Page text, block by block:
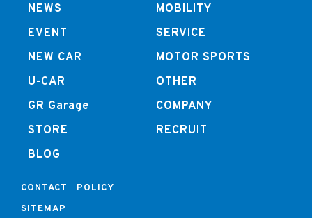
NEWS
EVENT
NEW CAR
U-CAR
GR Garage
STORE
BLOG
MOBILITY
SERVICE
MOTOR SPORTS
OTHER
COMPANY
RECRUIT
CONTACT
POLICY
SITEMAP